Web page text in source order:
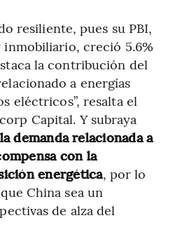
resiliente, pues su PBI,
creció 5.6%
la contribución del
a energías
eléctricos”, resalta el
Capital. Y subraya
la demanda relacionada a
con la
energética, por lo
China sea un
de alza del